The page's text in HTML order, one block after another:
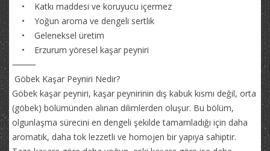
• Katkı maddesi ve koruyucu içermez
• Yoğun aroma ve dengeli sertlik
• Geleneksel üretim
• Erzurum yöresel kaşar peyniri
⸻
Göbek Kaşar Peyniri Nedir?
Göbek kaşar peyniri, kaşar peynirinin dış kabuk kısmı değil, orta
(göbek) bölümünden alınan dilimlerden oluşur. Bu bölüm,
olgunlaşma sürecini en dengeli şekilde tamamladığı için daha
aromatik, daha tok lezzetli ve homojen bir yapıya sahiptir.